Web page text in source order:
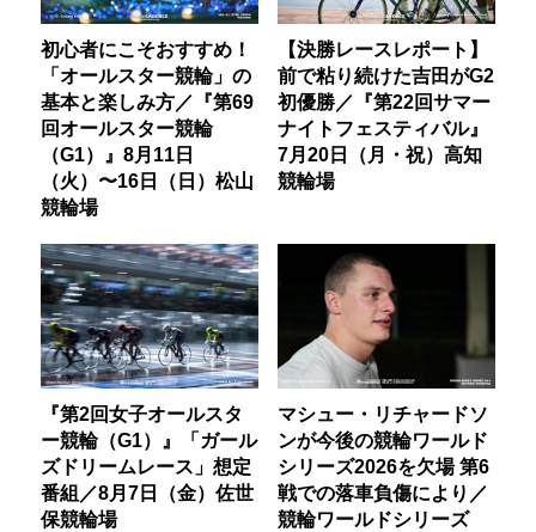
初心者にこそおすすめ！
「オールスター競輪」の
基本と楽しみ方／『第69
回オールスター競輪
（G1）』8月11日
（火）〜16日（日）松山
競輪場
【決勝レースレポート】
前で粘り続けた吉田がG2
初優勝／『第22回サマー
ナイトフェスティバル』
7月20日（月・祝）高知
競輪場
『第2回女子オールスタ
ー競輪（G1）』「ガール
ズドリームレース」想定
番組／8月7日（金）佐世
保競輪場
マシュー・リチャードソ
ンが今後の競輪ワールド
シリーズ2026を欠場 第6
戦での落車負傷により／
競輪ワールドシリーズ